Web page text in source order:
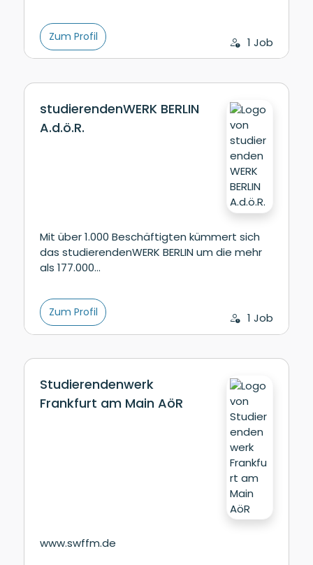
Zum Profil 1 Job
studierendenWERK BERLIN
A.d.ö.R.
Mit über 1.000 Beschäftigten kümmert sich
das studierendenWERK BERLIN um die mehr
als 177.000…
Zum Profil 1 Job
Studierendenwerk
Frankfurt am Main AöR
www.swffm.de